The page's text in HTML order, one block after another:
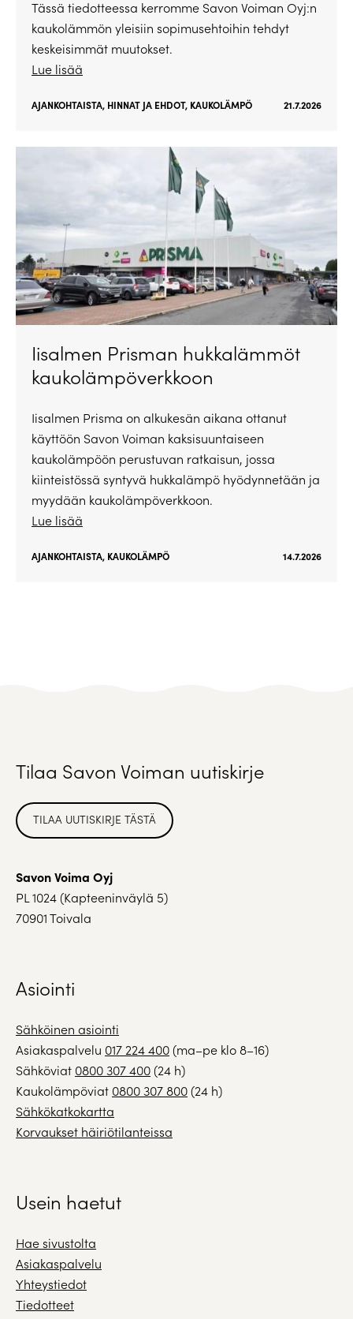
Tässä tiedotteessa kerromme Savon Voiman Oyj:n
kaukolämmön yleisiin sopimusehtoihin tehdyt
keskeisimmät muutokset.
Lue lisää
AJANKOHTAISTA, HINNAT JA EHDOT, KAUKOLÄMPÖ 21.7.2026
Iisalmen Prisman hukkalämmöt
kaukolämpöverkkoon
Iisalmen Prisma on alkukesän aikana ottanut
käyttöön Savon Voiman kaksisuuntaiseen
kaukolämpöön perustuvan ratkaisun, jossa
kiinteistössä syntyvä hukkalämpö hyödynnetään ja
myydään kaukolämpöverkkoon.
Lue lisää
AJANKOHTAISTA, KAUKOLÄMPÖ 14.7.2026
Tilaa Savon Voiman uutiskirje
TILAA UUTISKIRJE TÄSTÄ
Savon Voima Oyj
PL 1024 (Kapteeninväylä 5)
70901 Toivala
Asiointi
Sähköinen asiointi
Asiakaspalvelu 017 224 400(ma–pe klo 8–16)
Sähköviat 0800 307 400(24 h)
Kaukolämpöviat 0800 307 800(24 h)
Sähkökatkokartta
Korvaukset häiriötilanteissa
Usein haetut
Hae sivustolta
Asiakaspalvelu
Yhteystiedot
Tiedotteet